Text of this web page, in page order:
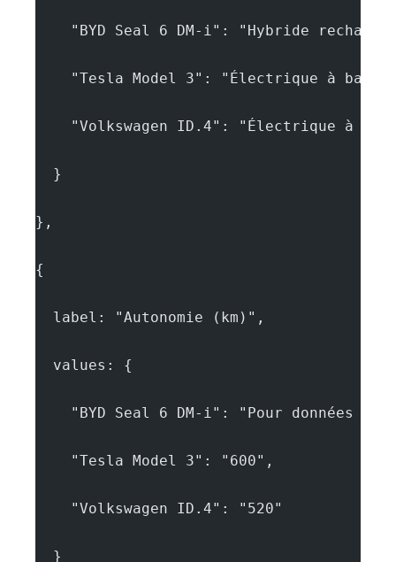
"BYD Seal 6 DM-i": "Hybride
"Tesla Model 3": "Électrique à
"Volkswagen ID.4": "Électrique à
  }
},
{
  label: "Autonomie (km)",
  values: {
"BYD Seal 6 DM-i": "Pour données
    "Tesla Model 3": "600",
    "Volkswagen ID.4": "520"
  }